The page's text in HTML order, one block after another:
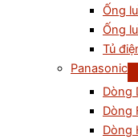
Ống
Ống
Tủ
Panasonic
Dòng
Dòng
Dòng